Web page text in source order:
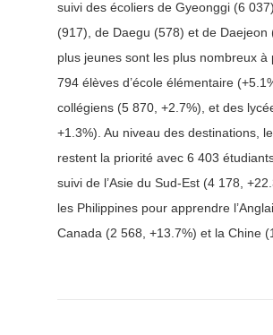
suivi des écoliers de Gyeonggi (6
(917), de Daegu (578) et de Daejeon
plus jeunes sont les plus nombreux à
794 élèves d’école élémentaire
collégiens (5 870, +2.7%), et des
+1.3%). Au niveau des destinations,
restent la priorité avec 6 403
suivi de l’Asie du Sud-Est (4 178,
les Philippines pour apprendre
Canada (2 568, +13.7%) et la Chine